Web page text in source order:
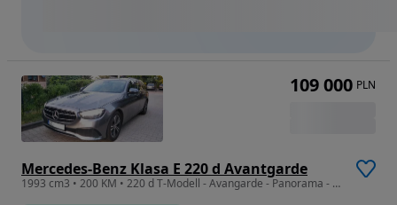
Mercedes-Benz Klasa E 220 d Avantgarde
1993 cm3 • 200 KM • 220 d T-Modell - Avangarde - Panorama - Business -200KM .
109 000 PLN